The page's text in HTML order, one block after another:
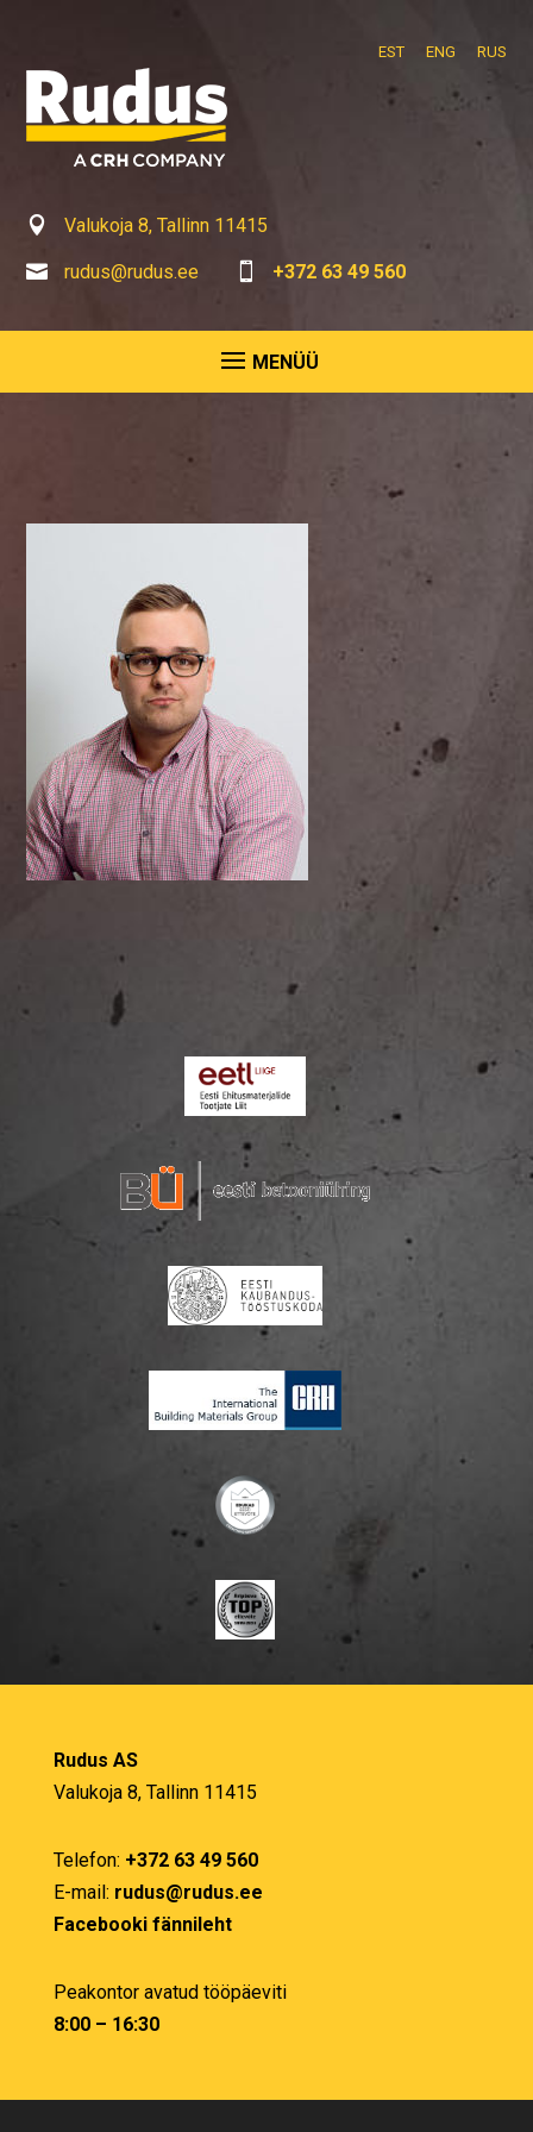
EST ENG RUS
 Valukoja 8, Tallinn 11415
 rudus@rudus.ee  +372 63 49 560
Rudus AS
Valukoja 8, Tallinn 11415
Telefon: +372 63 49 560
E-mail: rudus@rudus.ee
Facebooki fännileht
Peakontor avatud tööpäeviti
8:00 – 16:30